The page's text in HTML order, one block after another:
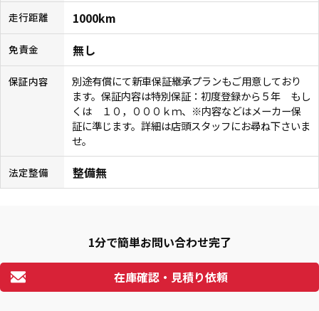
走行距離 1000km
免責金 無し
保証内容
別途有償にて新車保証継承プランもご用意しており
ます。保証内容は特別保証：初度登録から５年 もし
くは １０，０００ｋｍ、※内容などはメーカー保
証に準じます。詳細は店頭スタッフにお尋ね下さいま
せ。
法定整備 整備無
1分で簡単お問い合わせ完了
在庫確認・見積り依頼